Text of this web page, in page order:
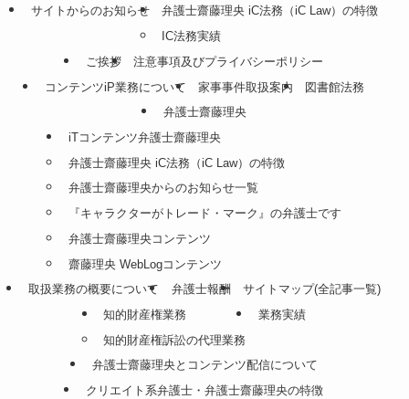
サイトからのお知らせ
弁護士齋藤理央 iC法務（iC Law）の特徴
IC法務実績
ご挨拶
注意事項及びプライバシーポリシー
コンテンツiP業務について
家事事件取扱案内
図書館法務
弁護士齋藤理央
iTコンテンツ弁護士齋藤理央
弁護士齋藤理央 iC法務（iC Law）の特徴
弁護士齋藤理央からのお知らせ一覧
『キャラクターがトレード・マーク』の弁護士です
弁護士齋藤理央コンテンツ
齋藤理央 WebLogコンテンツ
取扱業務の概要について
弁護士報酬
サイトマップ(全記事一覧)
知的財産権業務
知的財産権訴訟の代理業務
業務実績
弁護士齋藤理央とコンテンツ配信について
クリエイト系弁護士・弁護士齋藤理央の特徴